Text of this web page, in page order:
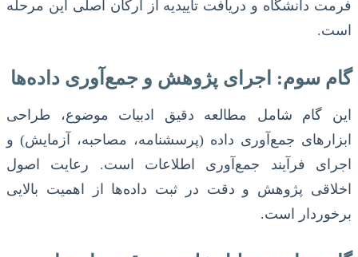
فرمت دانشگاه و دریافت تأییدیه از ارکان اصلی این مرحله
است.
گام سوم: اجرای پژوهش و جمع‌آوری داده‌ها
این گام شامل مطالعه دقیق ادبیات موضوع، طراحی
ابزارهای جمع‌آوری داده (پرسشنامه، مصاحبه، آزمایش) و
اجرای فرآیند جمع‌آوری اطلاعات است. رعایت اصول
اخلاقی پژوهش و دقت در ثبت داده‌ها از اهمیت بالایی
برخوردار است.